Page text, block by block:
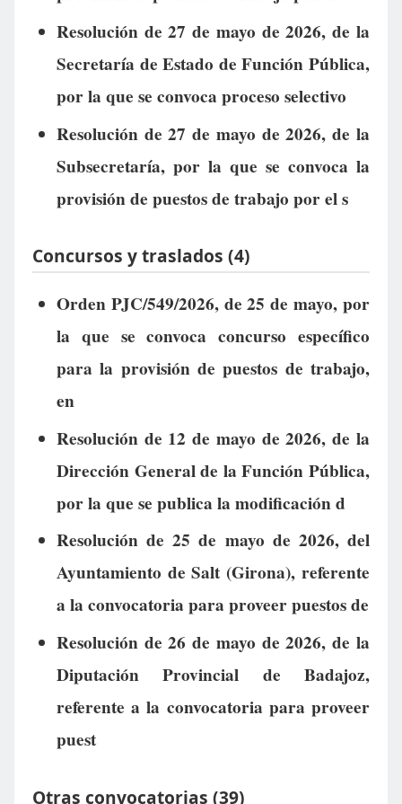
Resolución de 27 de mayo de 2026, de la
Secretaría de Estado de Función Pública,
por la que se convoca proceso selectivo
Resolución de 27 de mayo de 2026, de la
Subsecretaría, por la que se convoca la
provisión de puestos de trabajo por el s
Concursos y traslados (4)
Orden PJC/549/2026, de 25 de mayo, por
la que se convoca concurso específico
para la provisión de puestos de trabajo,
en
Resolución de 12 de mayo de 2026, de la
Dirección General de la Función Pública,
por la que se publica la modificación d
Resolución de 25 de mayo de 2026, del
Ayuntamiento de Salt (Girona), referente
a la convocatoria para proveer puestos de
Resolución de 26 de mayo de 2026, de la
Diputación Provincial de Badajoz,
referente a la convocatoria para proveer
puest
Otras convocatorias (39)